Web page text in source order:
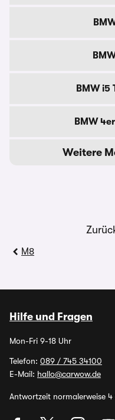
BMW i5
BMW
Weitere
M8
Hilfe und Fragen
Mon-Fri 9-18 Uhr
Telefon: 089 / 745 34100
E-Mail: hallo@carwow.de
Antwortzeit normalerweise 4